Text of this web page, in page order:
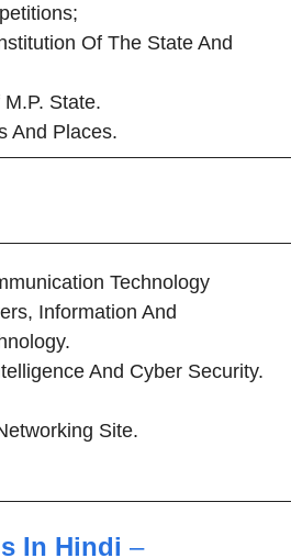
Of The State And
State.
And Places.
Technology
Information And
And Cyber Security.
Site.
In Hindi –